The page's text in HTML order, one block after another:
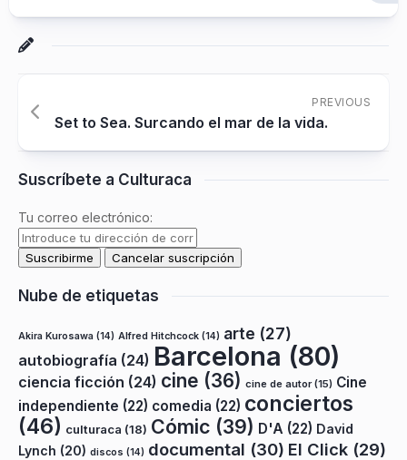
PREVIOUS
Set to Sea. Surcando el mar de la vida.
Suscríbete a Culturaca
Tu correo electrónico:
Nube de etiquetas
Akira Kurosawa (14) Alfred Hitchcock (14) arte (27)
autobiografía (24) Barcelona (80)
ciencia ficción (24) cine (36) cine de autor(15) Cine
independiente (22) comedia (22) conciertos
(46) culturaca (18) Cómic (39) D'A (22) David
Lynch (20) discos (14) documental (30) El Click (29)